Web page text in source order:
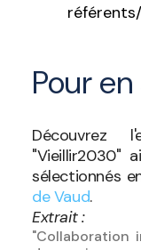
Pour
Découvrez
"Vieillir2030"
sélectionnés
de Vaud.
Extrait :
"Collaboration